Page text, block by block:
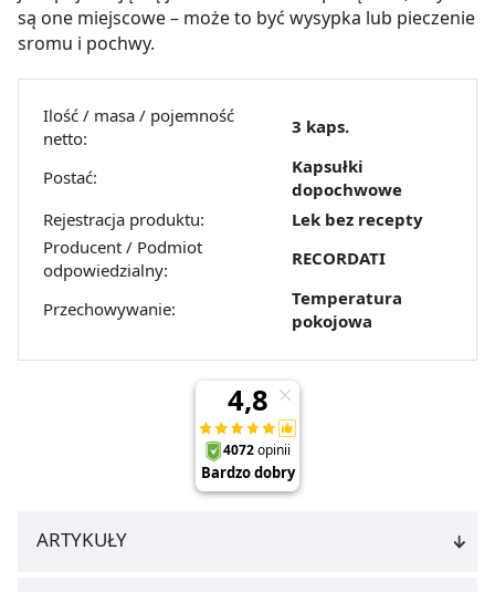
są one miejscowe – może to być wysypka lub pieczenie
sromu i pochwy.
Ilość / masa / pojemność
netto:
3 kaps.
Postać:
Kapsułki
dopochwowe
Rejestracja produktu:
Lek bez recepty
Producent / Podmiot
odpowiedzialny:
RECORDATI
Przechowywanie:
Temperatura
pokojowa
ARTYKUŁY